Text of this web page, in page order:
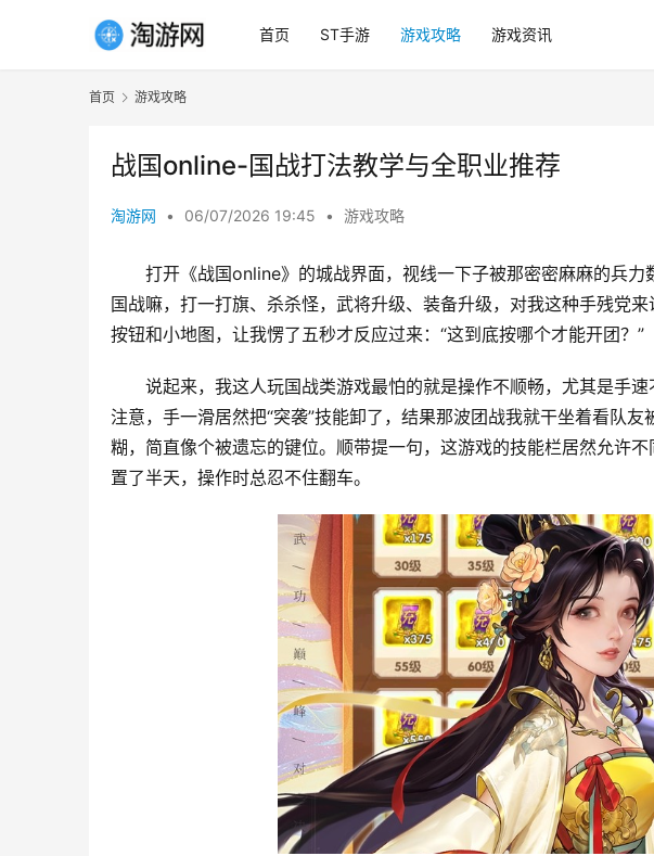
首页 ST手游 游戏攻略 游戏资讯
首页 游戏攻略
战国online-国战打法教学与全职业推荐
淘游网 • 06/07/2026 19:45 • 游戏攻略
打开《战国online》的城战界面，视线一下子被那密密麻麻的兵
国战嘛，打一打旗、杀杀怪，武将升级、装备升级，对我这种手残党
按钮和小地图，让我愣了五秒才反应过来：“这到底按哪个才能开团？”
说起来，我这人玩国战类游戏最怕的就是操作不顺畅，尤其是手
注意，手一滑居然把“突袭”技能卸了，结果那波团战我就干坐着看队
糊，简直像个被遗忘的键位。顺带提一句，这游戏的技能栏居然允许
置了半天，操作时总忍不住翻车。